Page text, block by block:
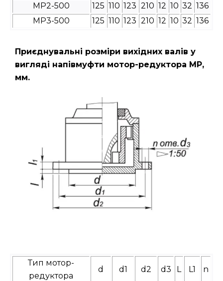
МР2-500
125 110 123 210 12 10 32 136
МР3-500
125 110 123 210 12 10 32 136
Приєднувальні розміри вихідних валів у
вигляді напівмуфти мотор-редуктора МР,
мм.
Тип мотор-
редуктора
d d1 d2 d3 L L1 n